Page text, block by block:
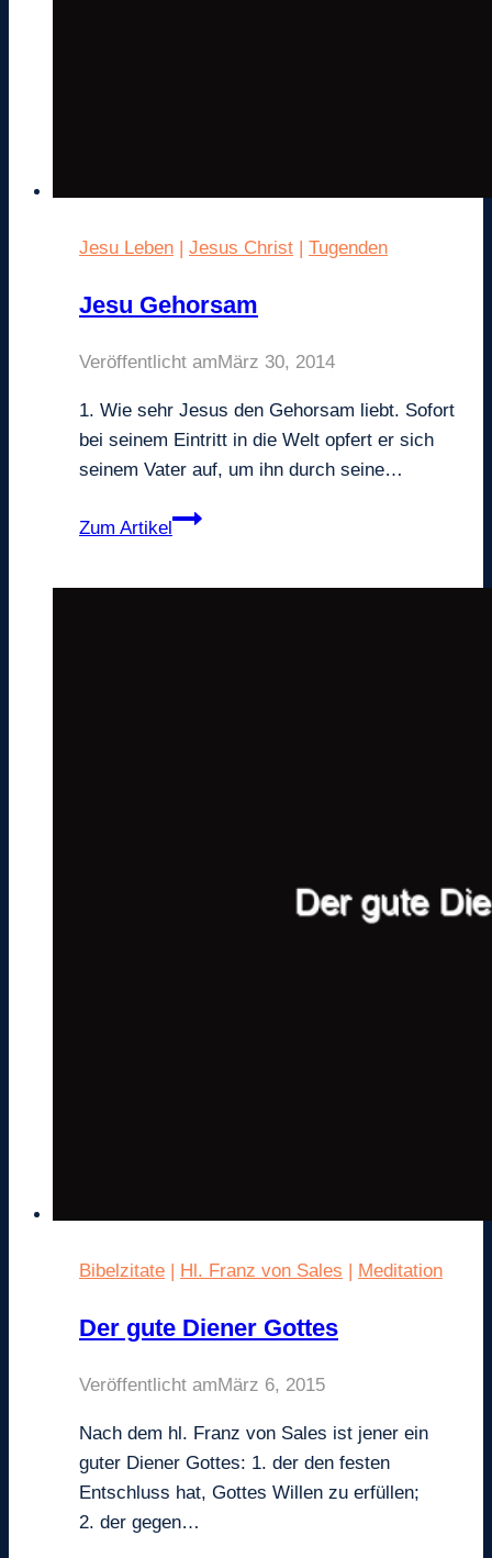
Jesu Leben Jesus Christ Tugenden
Jesu Gehorsam
Veröffentlicht amMärz 30, 2014
1. Wie sehr Jesus den Gehorsam liebt. Sofort
bei seinem Eintritt in die Welt opfert er sich
seinem Vater auf, um ihn durch seine…
Zum Artikel
Jesu
Bibelzitate Hl. Franz von Sales Meditation
Der gute Diener Gottes
Veröffentlicht amMärz 6, 2015
Nach dem hl. Franz von Sales ist jener ein
guter Diener Gottes: 1. der den festen
Entschluss hat, Gottes Willen zu erfüllen;
2. der gegen…